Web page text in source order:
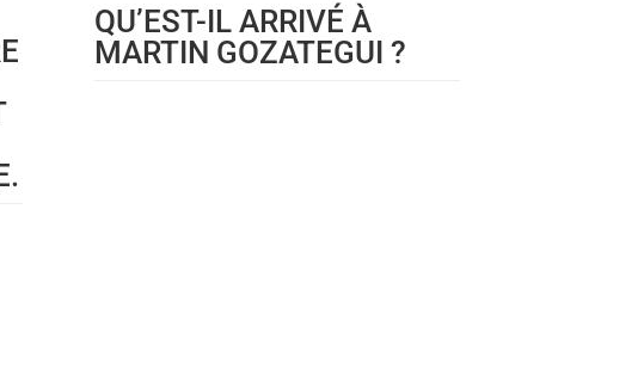
QU’EST-IL ARRIVÉ À
MARTIN GOZATEGUI ?